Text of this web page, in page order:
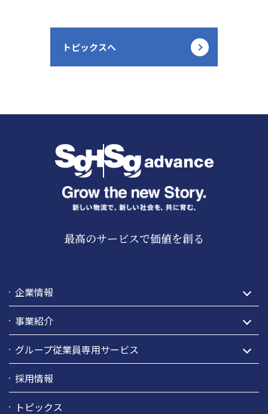
トピックスへ
最高のサービスで価値を創る
企業情報
事業紹介
グループ従業員専用サービス
採用情報
トピックス